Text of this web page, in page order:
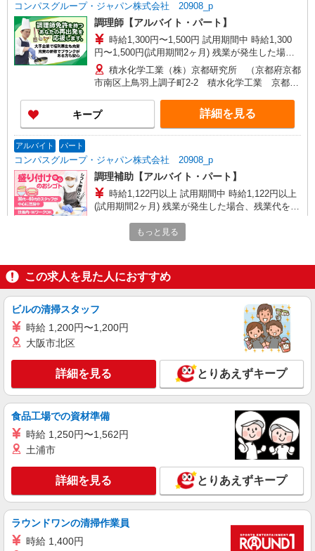
コンパスグループ・ジャパン株式会社 20908_p
調理師【アルバイト・パート】
時給1,300円〜1,500円 試用期間中 時給1,300
円〜1,500円(試用期間2ヶ月) 残業が発生した場
合、残業代を1分単位で別途支給します。
積水化学工業（株）京都研究所 （京都府京都
市南区上鳥羽上調子町2-2 積水化学工業 京都研
キープ 詳細を見る
アルバイト パート
コンパスグループ・ジャパン株式会社 20908_p
調理補助【アルバイト・パート】
時給1,122円以上 試用期間中 時給1,122円以上
(試用期間2ヶ月) 残業が発生した場合、残業代を1
積水化学工業（株）京都研究所 （京都府京都
市南区上鳥羽上調子町2-2 積水化学工業 京都研
キープ 詳細を見る
アルバイト パート
コンパスグループ・ジャパン株式会社 20908_p
調理員【アルバイト・パート】
円〜1,400円(試用期間2ヶ月) 残業が発生した場
合、残業代を1分単位で別途支給します。
積水化学工業（株）京都研究所 （京都府京都
市南区上鳥羽上調子町2-2 積水化学工業 京都研
究所6階）
キープ 詳細を見る
アルバイト
なか卯 久世橋通店
接客・調理スタッフ（簡単な接客・調理・清
掃・など）
京都府京都市南区吉祥院池田町47-2
もっと見る
この求人を見た人におすすめ
ビルの清掃スタッフ
時給 1,200円〜1,200円
大阪市北区
詳細を見る とりあえずキープ
食品工場での資材準備
時給 1,250円〜1,562円
土浦市
詳細を見る とりあえずキープ
ラウンドワンの清掃作業員
時給 1,400円